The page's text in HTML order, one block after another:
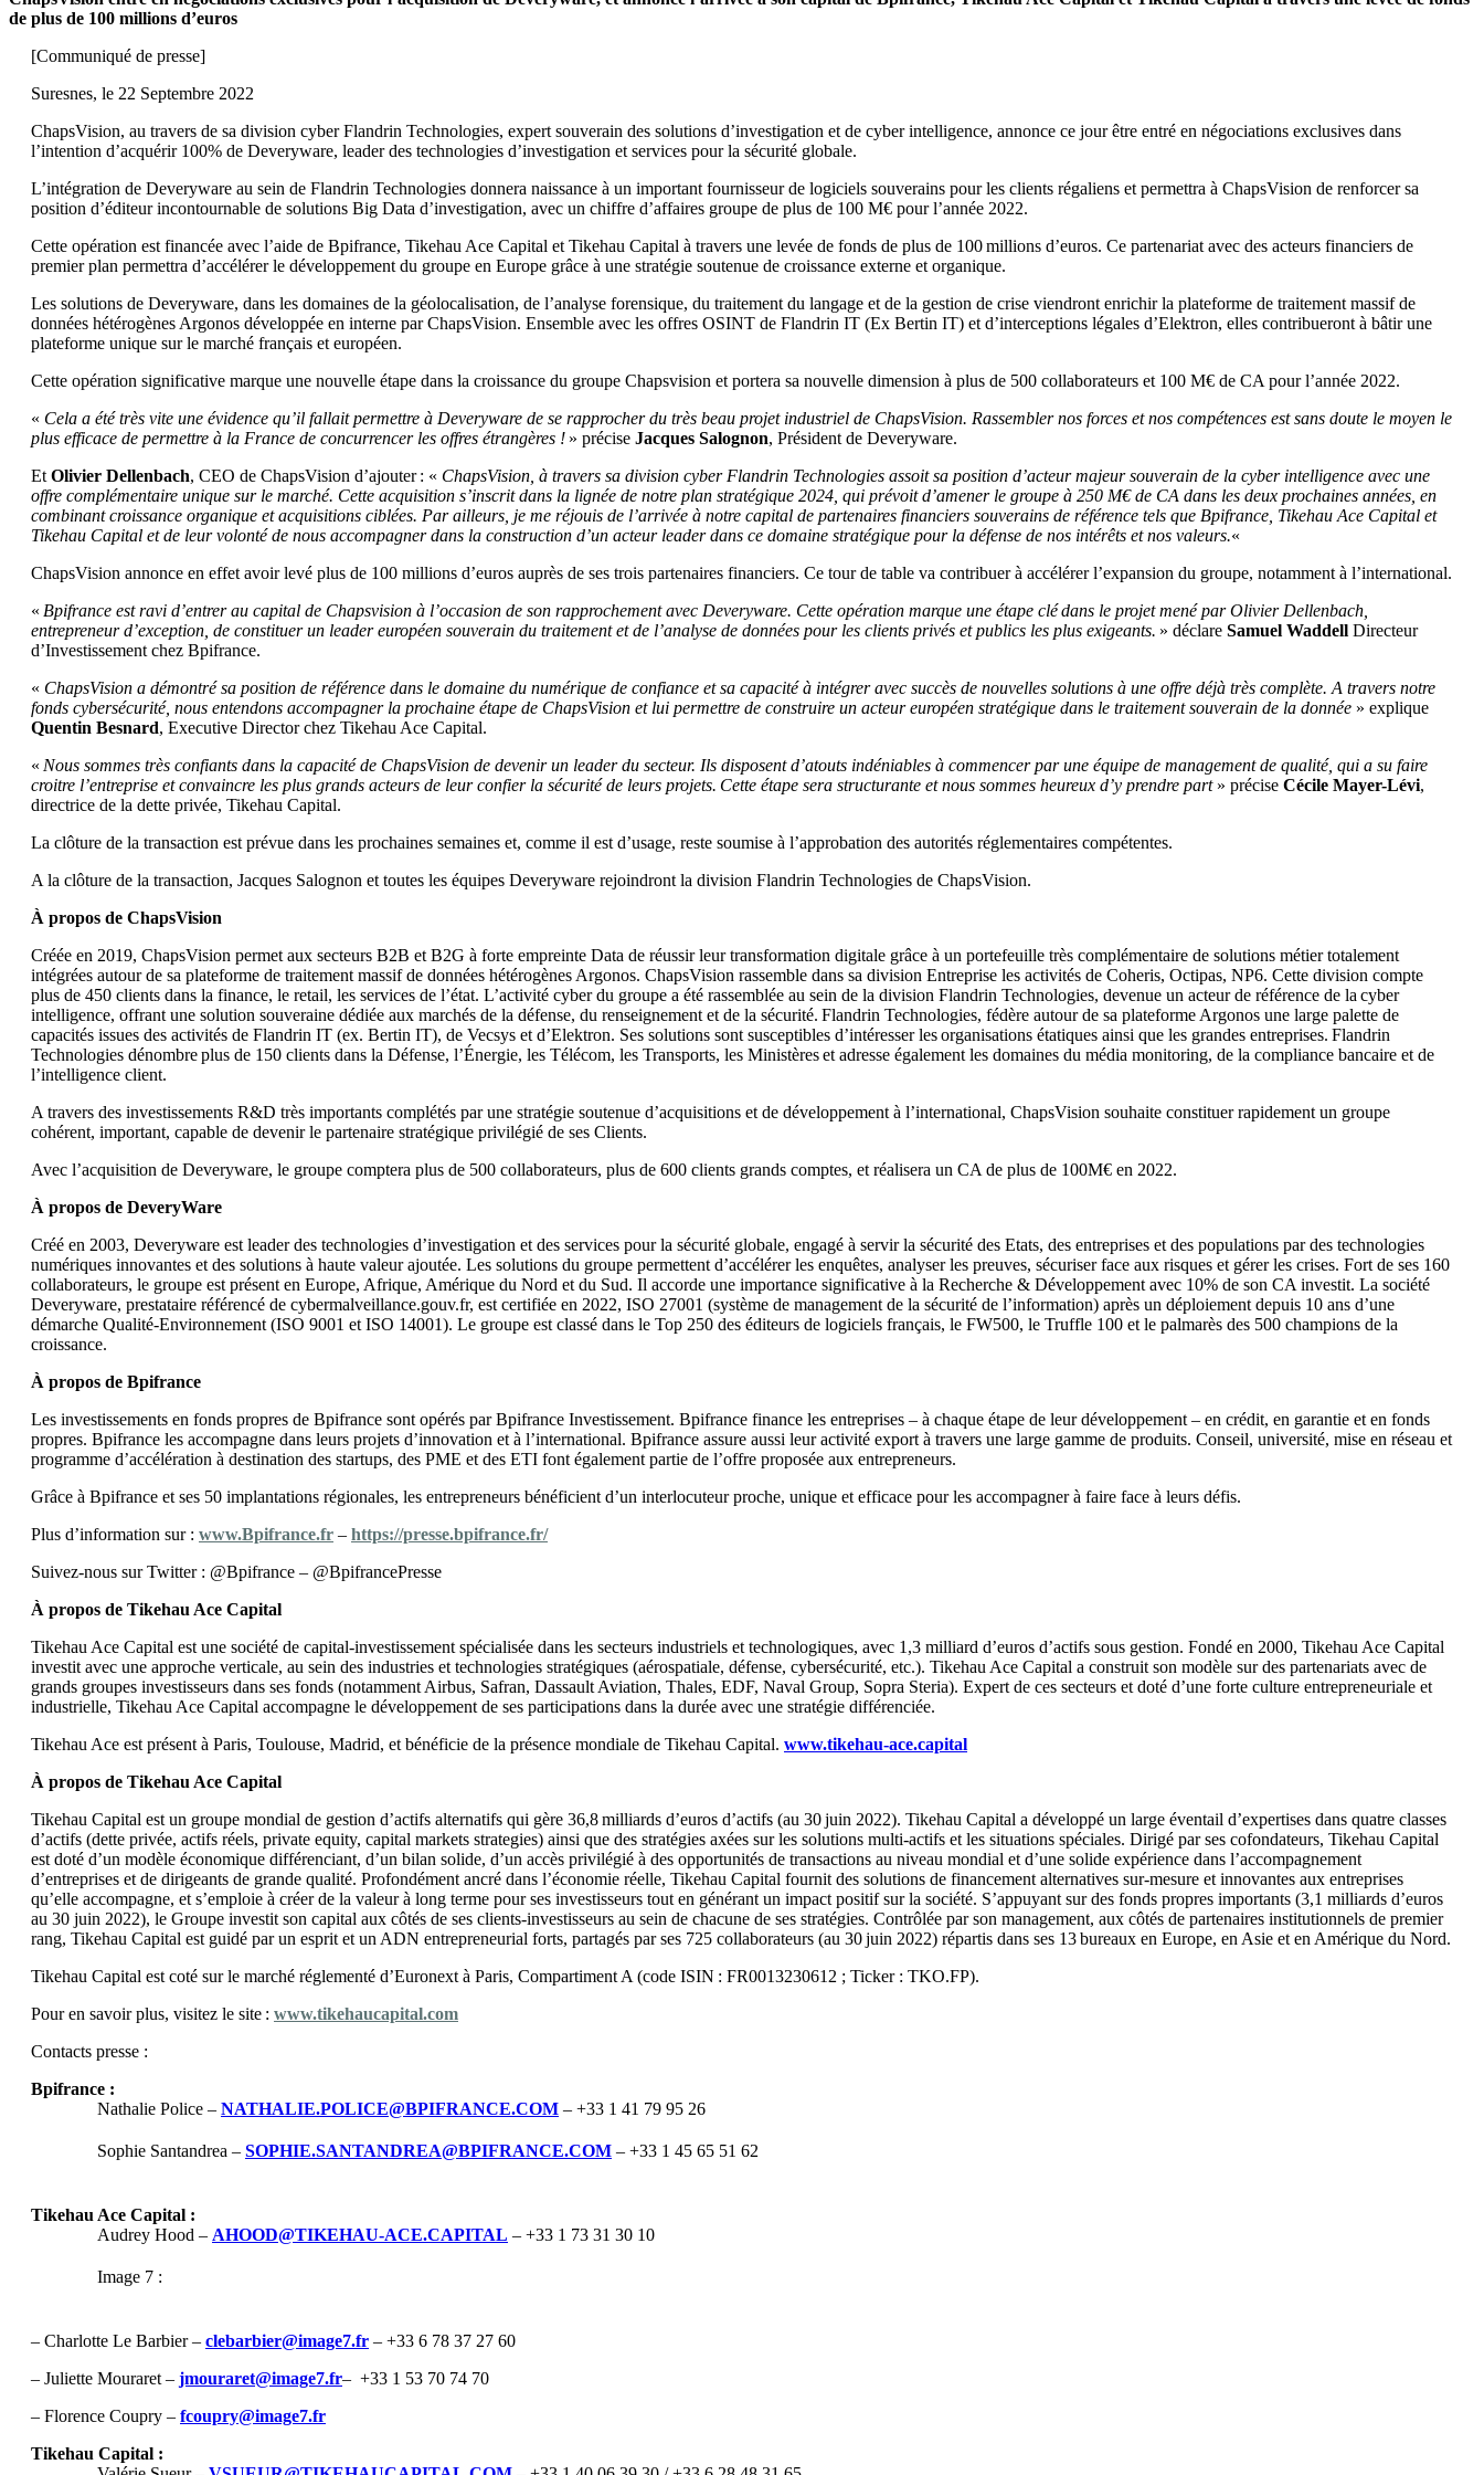
AI Workplace
Tirez parti de la recherche basée sur l’IA pour découvrir instantanément des informations dans vos données et documents.
Sinequa For life sciences
Sinequa For legal
Sinequa For private equity
Sinequa For manufacturing
Engagement client
La Customer Engagement Suite ChapsVision unifie CRM, marketing et analytics pour booster la croissance.
Solution Coheris CRM
Solution Marketing Automation
Solution Geomarketing
Solution CRM Force de vente
Logistique dernier kilomètre
Commerce unifié
Avec Chaps Retail, maîtrisez le parcours client et augmentez vos ventes grâce à nos solutions de commerce unifié pilotées par
Solution Order Management System
Solution Digital in Store
Fidélisations et promotions
Store management
Searchandising & emerchandising
de plus de 100 millions d’euros
[Communiqué de presse]
Suresnes, le 22 Septembre 2022
ChapsVision, au travers de sa division cyber Flandrin Technologies, expert souverain des solutions d’investigation et de cyber intelligence, annonce ce jour être entré en négociations exclusives dans
l’intention d’acquérir 100% de Deveryware, leader des technologies d’investigation et services pour la sécurité globale.
L’intégration de Deveryware au sein de Flandrin Technologies donnera naissance à un important fournisseur de logiciels souverains pour les clients régaliens et permettra à ChapsVision de renforcer sa
position d’éditeur incontournable de solutions Big Data d’investigation, avec un chiffre d’affaires groupe de plus de 100 M€ pour l’année 2022.
Cette opération est financée avec l’aide de Bpifrance, Tikehau Ace Capital et Tikehau Capital à travers une levée de fonds de plus de 100 millions d’euros. Ce partenariat avec des acteurs financiers de
premier plan permettra d’accélérer le développement du groupe en Europe grâce à une stratégie soutenue de croissance externe et organique.
Les solutions de Deveryware, dans les domaines de la géolocalisation, de l’analyse forensique, du traitement du langage et de la gestion de crise viendront enrichir la plateforme de traitement massif de
données hétérogènes Argonos développée en interne par ChapsVision. Ensemble avec les offres OSINT de Flandrin IT (Ex Bertin IT) et d’interceptions légales d’Elektron, elles contribueront à bâtir une
plateforme unique sur le marché français et européen.
Cette opération significative marque une nouvelle étape dans la croissance du groupe Chapsvision et portera sa nouvelle dimension à plus de 500 collaborateurs et 100 M€ de CA pour l’année 2022.
« Cela a été très vite une évidence qu’il fallait permettre à Deveryware de se rapprocher du très beau projet industriel de ChapsVision. Rassembler nos forces et nos compétences est sans doute le moyen le
plus efficace de permettre à la France de concurrencer les offres étrangères ! » précise Jacques Salognon, Président de Deveryware.
Et Olivier Dellenbach, CEO de ChapsVision d’ajouter : « ChapsVision, à travers sa division cyber Flandrin Technologies assoit sa position d’acteur majeur souverain de la cyber intelligence avec une
offre complémentaire unique sur le marché. Cette acquisition s’inscrit dans la lignée de notre plan stratégique 2024, qui prévoit d’amener le groupe à 250 M€ de CA dans les deux prochaines années, en
combinant croissance organique et acquisitions ciblées. Par ailleurs, je me réjouis de l’arrivée à notre capital de partenaires financiers souverains de référence tels que Bpifrance, Tikehau Ace Capital et
Tikehau Capital et de leur volonté de nous accompagner dans la construction d’un acteur leader dans ce domaine stratégique pour la défense de nos intérêts et nos valeurs.«
ChapsVision annonce en effet avoir levé plus de 100 millions d’euros auprès de ses trois partenaires financiers. Ce tour de table va contribuer à accélérer l’expansion du groupe, notamment à l’international.
« Bpifrance est ravi d’entrer au capital de Chapsvision à l’occasion de son rapprochement avec Deveryware. Cette opération marque une étape clé dans le projet mené par Olivier Dellenbach,
entrepreneur d’exception, de constituer un leader européen souverain du traitement et de l’analyse de données pour les clients privés et publics les plus exigeants. » déclare Samuel Waddell Directeur
d’Investissement chez Bpifrance.
« ChapsVision a démontré sa position de référence dans le domaine du numérique de confiance et sa capacité à intégrer avec succès de nouvelles solutions à une offre déjà très complète. A travers notre
fonds cybersécurité, nous entendons accompagner la prochaine étape de ChapsVision et lui permettre de construire un acteur européen stratégique dans le traitement souverain de la donnée » explique
Quentin Besnard, Executive Director chez Tikehau Ace Capital.
« Nous sommes très confiants dans la capacité de ChapsVision de devenir un leader du secteur. Ils disposent d’atouts indéniables à commencer par une équipe de management de qualité, qui a su faire
croitre l’entreprise et convaincre les plus grands acteurs de leur confier la sécurité de leurs projets. Cette étape sera structurante et nous sommes heureux d’y prendre part» précise Cécile Mayer-Lévi,
directrice de la dette privée, Tikehau Capital.
La clôture de la transaction est prévue dans les prochaines semaines et, comme il est d’usage, reste soumise à l’approbation des autorités réglementaires compétentes.
A la clôture de la transaction, Jacques Salognon et toutes les équipes Deveryware rejoindront la division Flandrin Technologies de ChapsVision.
À propos de ChapsVision
Créée en 2019, ChapsVision permet aux secteurs B2B et B2G à forte empreinte Data de réussir leur transformation digitale grâce à un portefeuille très complémentaire de solutions métier totalement
intégrées autour de sa plateforme de traitement massif de données hétérogènes Argonos. ChapsVision rassemble dans sa division Entreprise les activités de Coheris, Octipas, NP6. Cette division compte
plus de 450 clients dans la finance, le retail, les services de l’état. L’activité cyber du groupe a été rassemblée au sein de la division Flandrin Technologies, devenue un acteur de référence de la cyber
intelligence, offrant une solution souveraine dédiée aux marchés de la défense, du renseignement et de la sécurité. Flandrin Technologies, fédère autour de sa plateforme Argonos une large palette de
capacités issues des activités de Flandrin IT (ex. Bertin IT), de Vecsys et d’Elektron. Ses solutions sont susceptibles d’intéresser les organisations étatiques ainsi que les grandes entreprises. Flandrin
Technologies dénombre plus de 150 clients dans la Défense, l’Énergie, les Télécom, les Transports, les Ministères et adresse également les domaines du média monitoring, de la compliance bancaire et de
l’intelligence client.
A travers des investissements R&D très importants complétés par une stratégie soutenue d’acquisitions et de développement à l’international, ChapsVision souhaite constituer rapidement un groupe
cohérent, important, capable de devenir le partenaire stratégique privilégié de ses Clients.
Avec l’acquisition de Deveryware, le groupe comptera plus de 500 collaborateurs, plus de 600 clients grands comptes, et réalisera un CA de plus de 100M€ en 2022.
À propos de DeveryWare
Créé en 2003, Deveryware est leader des technologies d’investigation et des services pour la sécurité globale, engagé à servir la sécurité des Etats, des entreprises et des populations par des technologies
numériques innovantes et des solutions à haute valeur ajoutée. Les solutions du groupe permettent d’accélérer les enquêtes, analyser les preuves, sécuriser face aux risques et gérer les crises. Fort de ses 160
collaborateurs, le groupe est présent en Europe, Afrique, Amérique du Nord et du Sud. Il accorde une importance significative à la Recherche & Développement avec 10% de son CA investit. La société
Deveryware, prestataire référencé de cybermalveillance.gouv.fr, est certifiée en 2022, ISO 27001 (système de management de la sécurité de l’information) après un déploiement depuis 10 ans d’une
démarche Qualité-Environnement (ISO 9001 et ISO 14001). Le groupe est classé dans le Top 250 des éditeurs de logiciels français, le FW500, le Truffle 100 et le palmarès des 500 champions de la
croissance.
À propos de Bpifrance
Les investissements en fonds propres de Bpifrance sont opérés par Bpifrance Investissement. Bpifrance finance les entreprises – à chaque étape de leur développement – en crédit, en garantie et en fonds
propres. Bpifrance les accompagne dans leurs projets d’innovation et à l’international. Bpifrance assure aussi leur activité export à travers une large gamme de produits. Conseil, université, mise en réseau et
programme d’accélération à destination des startups, des PME et des ETI font également partie de l’offre proposée aux entrepreneurs.
Grâce à Bpifrance et ses 50 implantations régionales, les entrepreneurs bénéficient d’un interlocuteur proche, unique et efficace pour les accompagner à faire face à leurs défis.
Plus d’information sur : www.Bpifrance.fr – https://presse.bpifrance.fr/
Suivez-nous sur Twitter : @Bpifrance – @BpifrancePresse
À propos de Tikehau Ace Capital
Tikehau Ace Capital est une société de capital-investissement spécialisée dans les secteurs industriels et technologiques, avec 1,3 milliard d’euros d’actifs sous gestion. Fondé en 2000, Tikehau Ace Capital
investit avec une approche verticale, au sein des industries et technologies stratégiques (aérospatiale, défense, cybersécurité, etc.). Tikehau Ace Capital a construit son modèle sur des partenariats avec de
grands groupes investisseurs dans ses fonds (notamment Airbus, Safran, Dassault Aviation, Thales, EDF, Naval Group, Sopra Steria). Expert de ces secteurs et doté d’une forte culture entrepreneuriale et
industrielle, Tikehau Ace Capital accompagne le développement de ses participations dans la durée avec une stratégie différenciée.
Tikehau Ace est présent à Paris, Toulouse, Madrid, et bénéficie de la présence mondiale de Tikehau Capital. www.tikehau-ace.capital
À propos de Tikehau Ace Capital
Tikehau Capital est un groupe mondial de gestion d’actifs alternatifs qui gère 36,8 milliards d’euros d’actifs (au 30 juin 2022). Tikehau Capital a développé un large éventail d’expertises dans quatre classes
d’actifs (dette privée, actifs réels, private equity, capital markets strategies) ainsi que des stratégies axées sur les solutions multi-actifs et les situations spéciales. Dirigé par ses cofondateurs, Tikehau Capital
est doté d’un modèle économique différenciant, d’un bilan solide, d’un accès privilégié à des opportunités de transactions au niveau mondial et d’une solide expérience dans l’accompagnement
d’entreprises et de dirigeants de grande qualité. Profondément ancré dans l’économie réelle, Tikehau Capital fournit des solutions de financement alternatives sur-mesure et innovantes aux entreprises
qu’elle accompagne, et s’emploie à créer de la valeur à long terme pour ses investisseurs tout en générant un impact positif sur la société. S’appuyant sur des fonds propres importants (3,1 milliards d’euros
au 30 juin 2022), le Groupe investit son capital aux côtés de ses clients-investisseurs au sein de chacune de ses stratégies. Contrôlée par son management, aux côtés de partenaires institutionnels de premier
rang, Tikehau Capital est guidé par un esprit et un ADN entrepreneurial forts, partagés par ses 725 collaborateurs (au 30 juin 2022) répartis dans ses 13 bureaux en Europe, en Asie et en Amérique du Nord.
Tikehau Capital est coté sur le marché réglementé d’Euronext à Paris, Compartiment A (code ISIN : FR0013230612 ; Ticker : TKO.FP).
Pour en savoir plus, visitez le site : www.tikehaucapital.com
Contacts presse :
Bpifrance :
Nathalie Police – NATHALIE.POLICE@BPIFRANCE.COM – +33 1 41 79 95 26
Sophie Santandrea – SOPHIE.SANTANDREA@BPIFRANCE.COM – +33 1 45 65 51 62
Tikehau Ace Capital :
Audrey Hood – AHOOD@TIKEHAU-ACE.CAPITAL – +33 1 73 31 30 10
Image 7 :
– Charlotte Le Barbier – clebarbier@image7.fr – +33 6 78 37 27 60
– Juliette Mouraret – jmouraret@image7.fr– +33 1 53 70 74 70
– Florence Coupry – fcoupry@image7.fr
Tikehau Capital :